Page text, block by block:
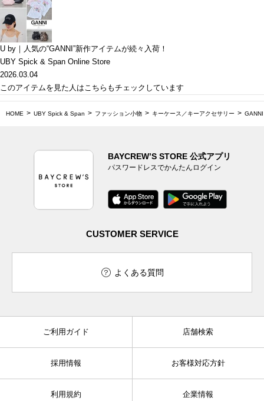
U by｜人気の“GANNI”新作アイテムが続々入荷！
UBY Spick & Span Online Store
2026.03.04
このアイテムを見た人はこちらもチェックしています
HOME UBY Spick & Span ファッション小物 キーケース／キーアクセサリー
BAYCREW’S STORE 公式アプリ
パスワードレスでかんたんログイン
CUSTOMER SERVICE
よくある質問
ご利用ガイド 店舗検索
採用情報 お客様対応方針
利用規約 企業情報